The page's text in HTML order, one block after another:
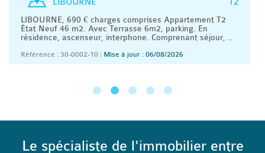
T2
LIBOURNE
LIBOURNE, 690 € charges comprises Appartement T2
État Neuf 46 m2. Avec Terrasse 6m2, parking. En
résidence, ascenseur, interphone. Comprenant séjour, ..
Référence : 30-0002-10 Mise à jour : 06/08/2026
Le spécialiste de l'immobilier entre